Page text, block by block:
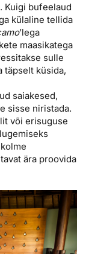
Kuigi bufeelaud
külaline tellida
’lega
maasikatega
sulle
täpselt küsida,
saiakesed,
sisse niristada.
või erisuguse
ära proovida